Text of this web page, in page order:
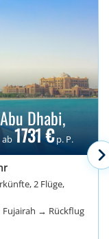
Dhabi,
ab1731 €p. P.
2 Flüge,
→ Rückflug